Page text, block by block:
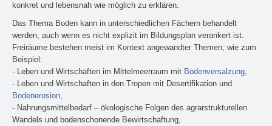
konkret und lebensnah wie möglich zu erklären.
Das Thema Boden kann in unterschiedlichen Fächern behandelt
werden, auch wenn es nicht explizit im Bildungsplan verankert ist.
Freiräume bestehen meist im Kontext angewandter Themen, wie zum
Beispiel:
- Leben und Wirtschaften im Mittelmeerraum mit Bodenversalzung,
- Leben und Wirtschaften in den Tropen mit Desertifikation und
Bodenerosion,
- Nahrungsmittelbedarf – ökologische Folgen des agrarstrukturellen
Wandels und bodenschonende Bewirtschaftung,